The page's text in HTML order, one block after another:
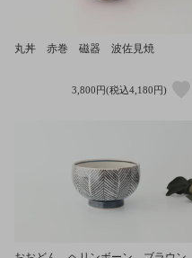
丸丼 赤巻 磁器 波佐見焼
3,800円(税込4,180円)